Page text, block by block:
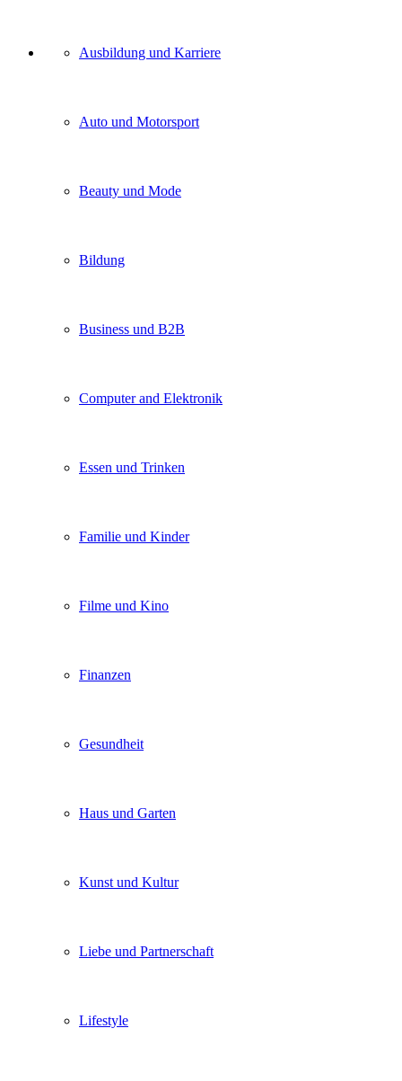
Unser
Kategorien
Ausbildung und Karriere
Auto und Motorsport
Beauty und Mode
Bildung
Business und B2B
Computer and Elektronik
Essen und Trinken
Familie und Kinder
Filme und Kino
Finanzen
Gesundheit
Haus und Garten
Kunst und Kultur
Liebe und Partnerschaft
Lifestyle